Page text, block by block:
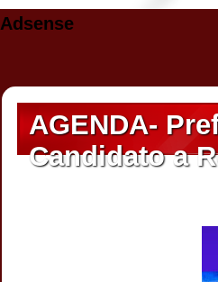
Adsense
AGENDA-
Candidato a